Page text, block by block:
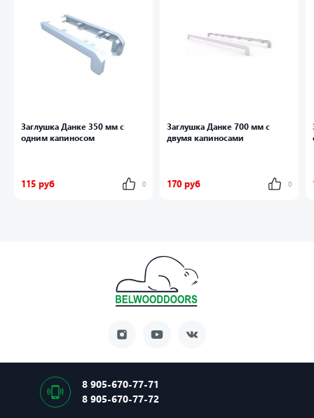
Заглушка Данке 350 мм с
одним капиносом
115 руб 0
Заглушка Данке 700 мм с
двумя капиносами
170 руб 0
8 905-670-77-71
8 905-670-77-72